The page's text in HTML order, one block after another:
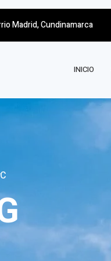
Madrid, Cundinamarca
INICIO